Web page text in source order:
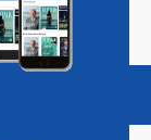
Vacatures